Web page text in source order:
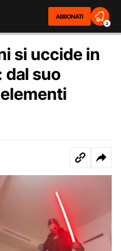
ABBONATI
2
si uccide in
dal suo